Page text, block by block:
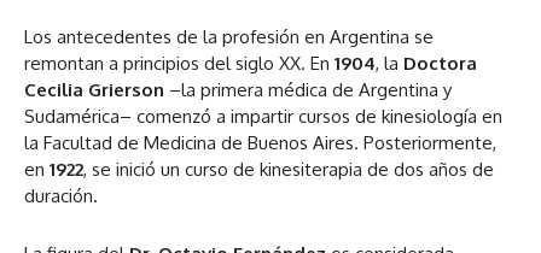
Los antecedentes de la profesión en Argentina se
remontan a principios del siglo XX. En 1904, la Doctora
Cecilia Grierson –la primera médica de Argentina y
Sudamérica– comenzó a impartir cursos de kinesiología en
la Facultad de Medicina de Buenos Aires. Posteriormente,
en 1922, se inició un curso de kinesiterapia de dos años de
duración.